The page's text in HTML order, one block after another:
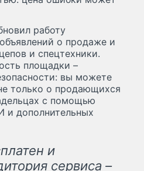
работу
о продаже и
и спецтехники.
площадки –
вы можете
только о продающихся
с помощью
и дополнительных
и
сервиса –